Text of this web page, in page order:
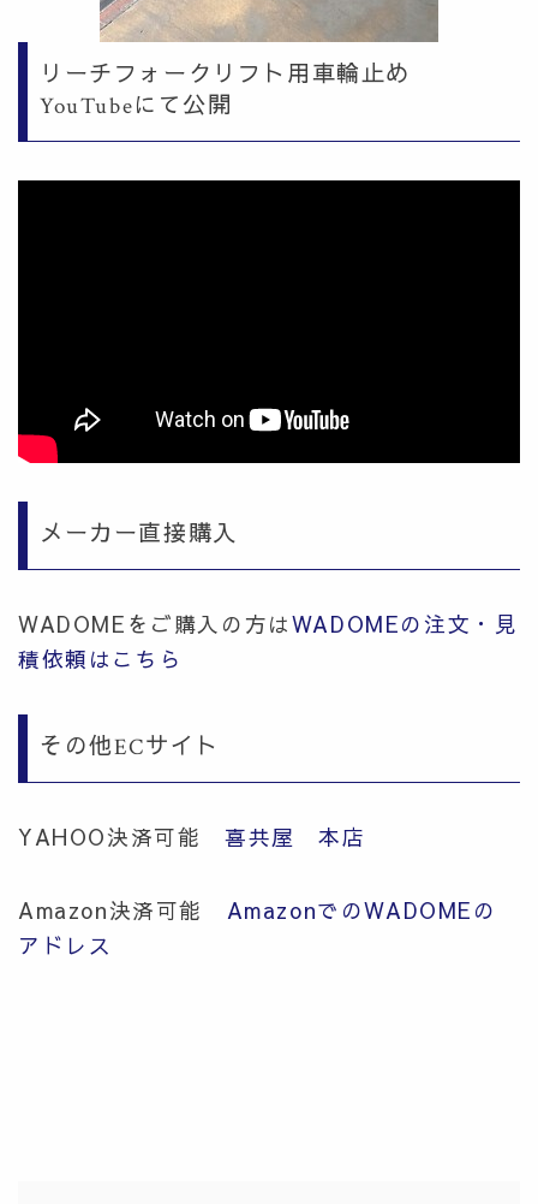
リーチフォークリフト用車輪止め
YouTubeにて公開
メーカー直接購入
WADOMEをご購入の方はWADOMEの注文・見
積依頼はこちら
その他ECサイト
YAHOO決済可能喜共屋 本店
Amazon決済可能 AmazonでのWADOMEの
アドレス